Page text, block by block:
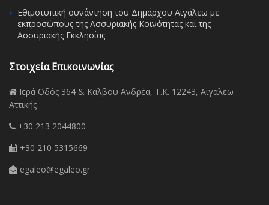
Εθιμοτυπική συνάντηση του Δημάρχου Αιγάλεω με
εκπροσώπους της Ασσυριακής Κοινότητας και της
Ασσυριακής Εκκλησίας
Στοιχεία Επικοινωνίας
Ιερά Οδός 364 & Κάλβου Ανδρέα, Τ.Κ. 12243, Αιγάλεω
Αττικής
+30 213 2044800
+30 210 5315669
egaleo@egaleo.gr